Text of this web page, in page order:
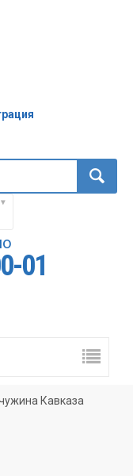
01
Кавказа